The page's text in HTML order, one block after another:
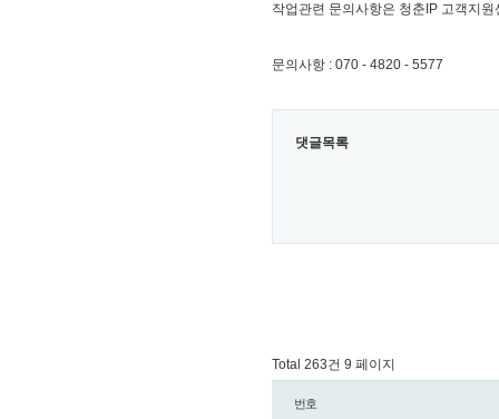
작업관련 문의사항은 청춘IP 고객지
문의사항 : 070 - 4820 - 5577
댓글목록
Total 263건 9 페이지
번호